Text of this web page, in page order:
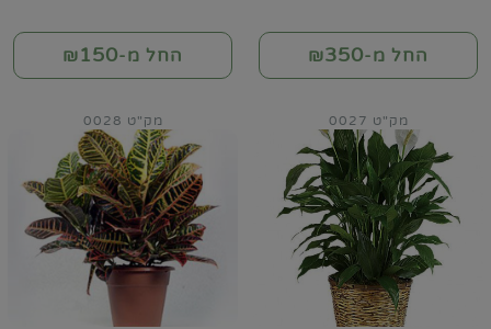
החל מ-₪350 החל מ-₪150
מק"ט 0027 מק"ט 0028